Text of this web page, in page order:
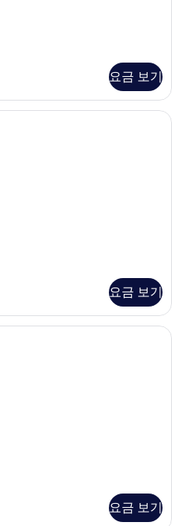
요금 보기
책상, 다리미/다리미판, WiFi, 각각 다
요금 보기
책상, 다리미/다리미판, WiFi, 각각 다
요금 보기